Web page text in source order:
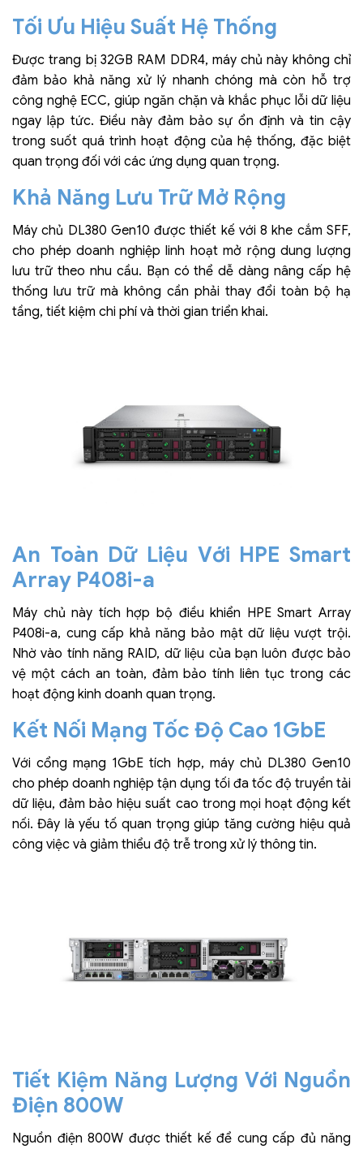
Tối Ưu Hiệu Suất Hệ Thống
Được trang bị 32GB RAM DDR4, máy chủ này không chỉ
đảm bảo khả năng xử lý nhanh chóng mà còn hỗ trợ
công nghệ ECC, giúp ngăn chặn và khắc phục lỗi dữ liệu
ngay lập tức. Điều này đảm bảo sự ổn định và tin cậy
trong suốt quá trình hoạt động của hệ thống, đặc biệt
quan trọng đối với các ứng dụng quan trọng.
Khả Năng Lưu Trữ Mở Rộng
Máy chủ DL380 Gen10 được thiết kế với 8 khe cắm SFF,
cho phép doanh nghiệp linh hoạt mở rộng dung lượng
lưu trữ theo nhu cầu. Bạn có thể dễ dàng nâng cấp hệ
thống lưu trữ mà không cần phải thay đổi toàn bộ hạ
tầng, tiết kiệm chi phí và thời gian triển khai.
An Toàn Dữ Liệu Với HPE Smart
Array P408i-a
Máy chủ này tích hợp bộ điều khiển HPE Smart Array
P408i-a, cung cấp khả năng bảo mật dữ liệu vượt trội.
Nhờ vào tính năng RAID, dữ liệu của bạn luôn được bảo
vệ một cách an toàn, đảm bảo tính liên tục trong các
hoạt động kinh doanh quan trọng.
Kết Nối Mạng Tốc Độ Cao 1GbE
Với cổng mạng 1GbE tích hợp, máy chủ DL380 Gen10
cho phép doanh nghiệp tận dụng tối đa tốc độ truyền tải
dữ liệu, đảm bảo hiệu suất cao trong mọi hoạt động kết
nối. Đây là yếu tố quan trọng giúp tăng cường hiệu quả
công việc và giảm thiểu độ trễ trong xử lý thông tin.
Tiết Kiệm Năng Lượng Với Nguồn
Điện 800W
Nguồn điện 800W được thiết kế để cung cấp đủ năng